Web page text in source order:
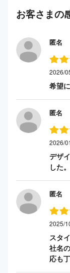
お客さまの
匿名
2026/
希望
匿名
2026/
デザ
した。
匿名
2025/
スタ
社名
応も